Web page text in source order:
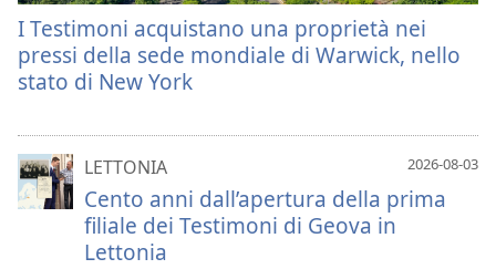
I Testimoni acquistano una proprietà nei
pressi della sede mondiale di Warwick, nello
stato di New York
2026-08-03
LETTONIA
Cento anni dall’apertura della prima
filiale dei Testimoni di Geova in
Lettonia